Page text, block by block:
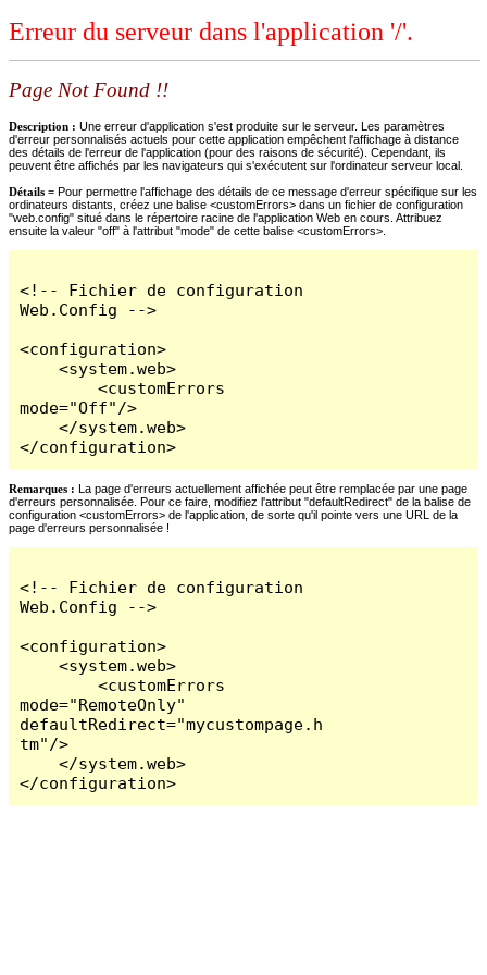
Erreur du serveur dans l'application '/'.
Page Not Found !!
Description : Une erreur d'application s'est produite sur le serveur. Les paramètres
d'erreur personnalisés actuels pour cette application empêchent l'affichage à distance
des détails de l'erreur de l'application (pour des raisons de sécurité). Cependant, ils
peuvent être affichés par les navigateurs qui s'exécutent sur l'ordinateur serveur local.
Détails = Pour permettre l'affichage des détails de ce message d'erreur spécifique sur les
ordinateurs distants, créez une balise <customErrors> dans un fichier de configuration
"web.config" situé dans le répertoire racine de l'application Web en cours. Attribuez
ensuite la valeur "off" à l'attribut "mode" de cette balise <customErrors>.
<!-- Fichier de configuration
Web.Config -->
<configuration>
    <system.web>
        <customErrors
mode="Off"/>
    </system.web>
</configuration>
Remarques : La page d'erreurs actuellement affichée peut être remplacée par une page
d'erreurs personnalisée. Pour ce faire, modifiez l'attribut "defaultRedirect" de la balise de
configuration <customErrors> de l'application, de sorte qu'il pointe vers une URL de la
page d'erreurs personnalisée !
<!-- Fichier de configuration
Web.Config -->
<configuration>
    <system.web>
        <customErrors
mode="RemoteOnly"
defaultRedirect="mycustompage.h
tm"/>
    </system.web>
</configuration>